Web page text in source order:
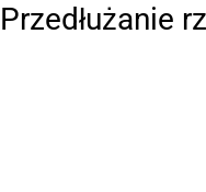
Przedłużanie